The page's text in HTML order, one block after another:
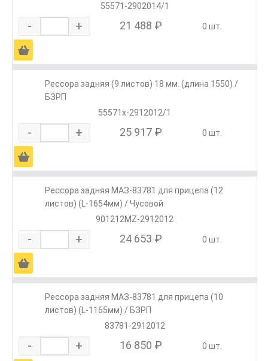
55571-2902014/1
- + 21 488 ₽ 0 шт.
Ä
Рессора задняя (9 листов) 18 мм. (длина 1550) /
БЗРП
55571х-2912012/1
- + 25 917 ₽ 0 шт.
Ä
Рессора задняя МАЗ-83781 для прицепа (12
листов) (L-1654мм) / Чусовой
901212MZ-2912012
- + 24 653 ₽ 0 шт.
Ä
Рессора задняя МАЗ-83781 для прицепа (10
листов) (L-1165мм) / БЗРП
83781-2912012
- + 16 850 ₽ 0 шт.